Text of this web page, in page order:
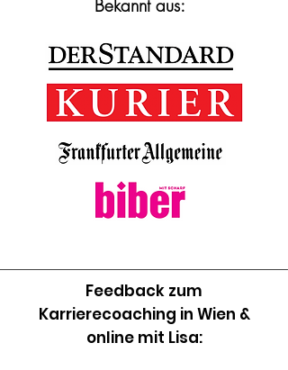
Bekannt aus:
Feedback zum
Karrierecoaching in Wien &
online mit Lisa: